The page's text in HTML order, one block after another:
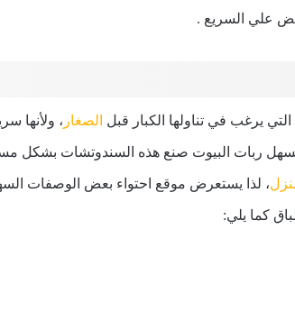
علي السريع .
يرغب في تناولها الكبار قبل الصغار ، ولأنها
ربات البيوت صنع هذه السندوتشات بشكل
، لذا يستعرض موقع احتواء بعض الوصفات
كما يلي: